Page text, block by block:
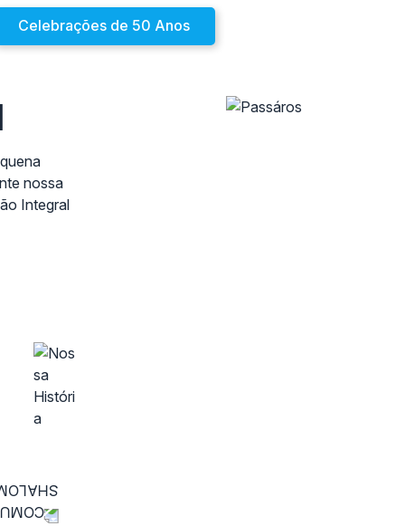
Celebrações de 50 Anos
nossa
Integral
Termos e Condições. Aceitar